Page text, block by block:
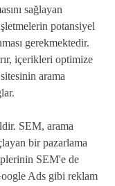
sağlayan
potansiyel
gerekmektedir.
içerikleri optimize
arama
SEM, arama
bir pazarlama
SEM'e de
Ads gibi reklam